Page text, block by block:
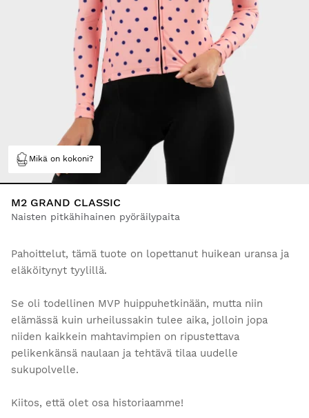
Mikä on kokoni?
M2 GRAND CLASSIC
Naisten pitkähihainen pyöräilypaita
Pahoittelut, tämä tuote on lopettanut huikean uransa ja
eläköitynyt tyylillä.
Se oli todellinen MVP huippuhetkinään, mutta niin
elämässä kuin urheilussakin tulee aika, jolloin jopa
niiden kaikkein mahtavimpien on ripustettava
pelikenkänsä naulaan ja tehtävä tilaa uudelle
sukupolvelle.
Kiitos, että olet osa historiaamme!